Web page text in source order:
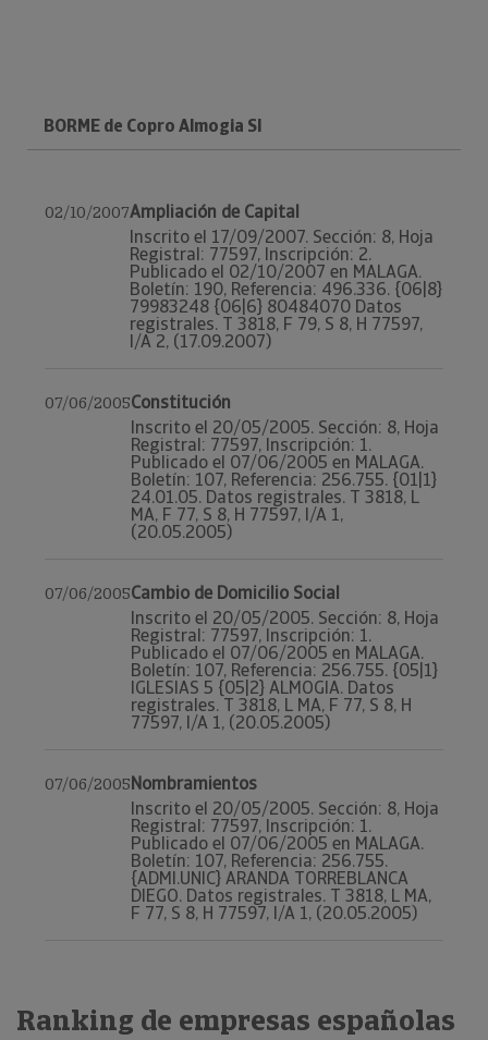
BORME de Copro Almogia Sl
02/10/2007Ampliación de Capital
Inscrito el 17/09/2007. Sección: 8, Hoja
Registral: 77597, Inscripción: 2.
Publicado el 02/10/2007 en MALAGA.
Boletín: 190, Referencia: 496.336. {06|8}
79983248 {06|6} 80484070 Datos
registrales. T 3818, F 79, S 8, H 77597,
I/A 2, (17.09.2007)
07/06/2005Constitución
Inscrito el 20/05/2005. Sección: 8, Hoja
Registral: 77597, Inscripción: 1.
Publicado el 07/06/2005 en MALAGA.
Boletín: 107, Referencia: 256.755. {01|1}
24.01.05. Datos registrales. T 3818, L
MA, F 77, S 8, H 77597, I/A 1,
(20.05.2005)
07/06/2005Cambio de Domicilio Social
Inscrito el 20/05/2005. Sección: 8, Hoja
Registral: 77597, Inscripción: 1.
Publicado el 07/06/2005 en MALAGA.
Boletín: 107, Referencia: 256.755. {05|1}
IGLESIAS 5 {05|2} ALMOGIA. Datos
registrales. T 3818, L MA, F 77, S 8, H
77597, I/A 1, (20.05.2005)
07/06/2005Nombramientos
Inscrito el 20/05/2005. Sección: 8, Hoja
Registral: 77597, Inscripción: 1.
Publicado el 07/06/2005 en MALAGA.
Boletín: 107, Referencia: 256.755.
{ADMI.UNIC} ARANDA TORREBLANCA
DIEGO. Datos registrales. T 3818, L MA,
F 77, S 8, H 77597, I/A 1, (20.05.2005)
Ranking de empresas españolas